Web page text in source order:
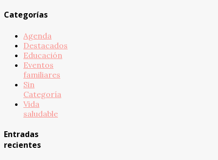
Categorías
Agenda
Destacados
Educación
Eventos
familiares
Sin
Categoría
Vida
saludable
Entradas
recientes